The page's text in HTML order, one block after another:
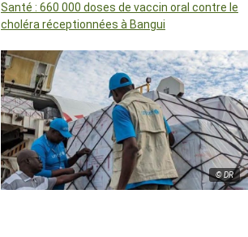
Santé : 660 000 doses de vaccin oral contre le
choléra réceptionnées à Bangui
© DR